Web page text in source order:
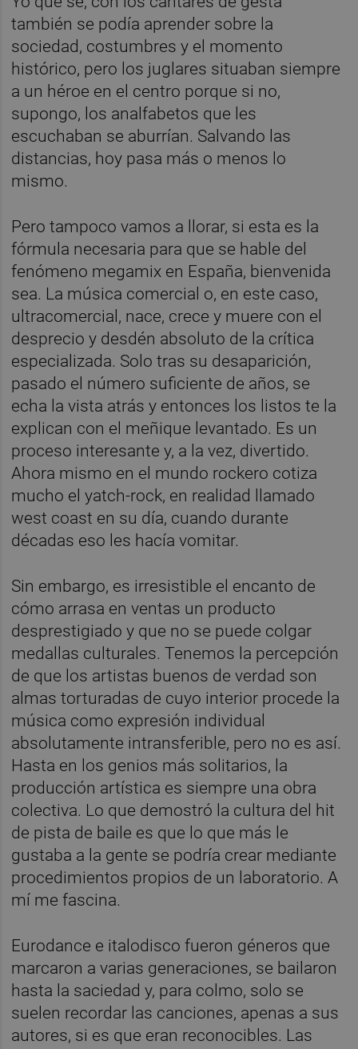
también se podía aprender sobre la
sociedad, costumbres y el momento
histórico, pero los juglares situaban siempre
a un héroe en el centro porque si no,
supongo, los analfabetos que les
escuchaban se aburrían. Salvando las
distancias, hoy pasa más o menos lo
mismo.
Pero tampoco vamos a llorar, si esta es la
fórmula necesaria para que se hable del
fenómeno megamix en España, bienvenida
sea. La música comercial o, en este caso,
ultracomercial, nace, crece y muere con el
desprecio y desdén absoluto de la crítica
especializada. Solo tras su desaparición,
pasado el número suficiente de años, se
echa la vista atrás y entonces los listos te la
explican con el meñique levantado. Es un
proceso interesante y, a la vez, divertido.
Ahora mismo en el mundo rockero cotiza
mucho el yatch-rock, en realidad llamado
west coast en su día, cuando durante
décadas eso les hacía vomitar.
Sin embargo, es irresistible el encanto de
cómo arrasa en ventas un producto
desprestigiado y que no se puede colgar
medallas culturales. Tenemos la percepción
de que los artistas buenos de verdad son
almas torturadas de cuyo interior procede la
música como expresión individual
absolutamente intransferible, pero no es así.
Hasta en los genios más solitarios, la
producción artística es siempre una obra
colectiva. Lo que demostró la cultura del hit
de pista de baile es que lo que más le
gustaba a la gente se podría crear mediante
procedimientos propios de un laboratorio. A
mí me fascina.
Eurodance e italodisco fueron géneros que
marcaron a varias generaciones, se bailaron
hasta la saciedad y, para colmo, solo se
suelen recordar las canciones, apenas a sus
autores, si es que eran reconocibles. Las